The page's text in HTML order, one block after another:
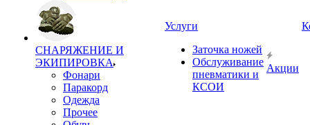
СНАРЯЖЕНИЕ И
ЭКИПИРОВКА
Фонари
Паракорд
Одежда
Прочее
Услуги
Заточка ножей
Обслуживание
пневматики и
КСОИ
Акции